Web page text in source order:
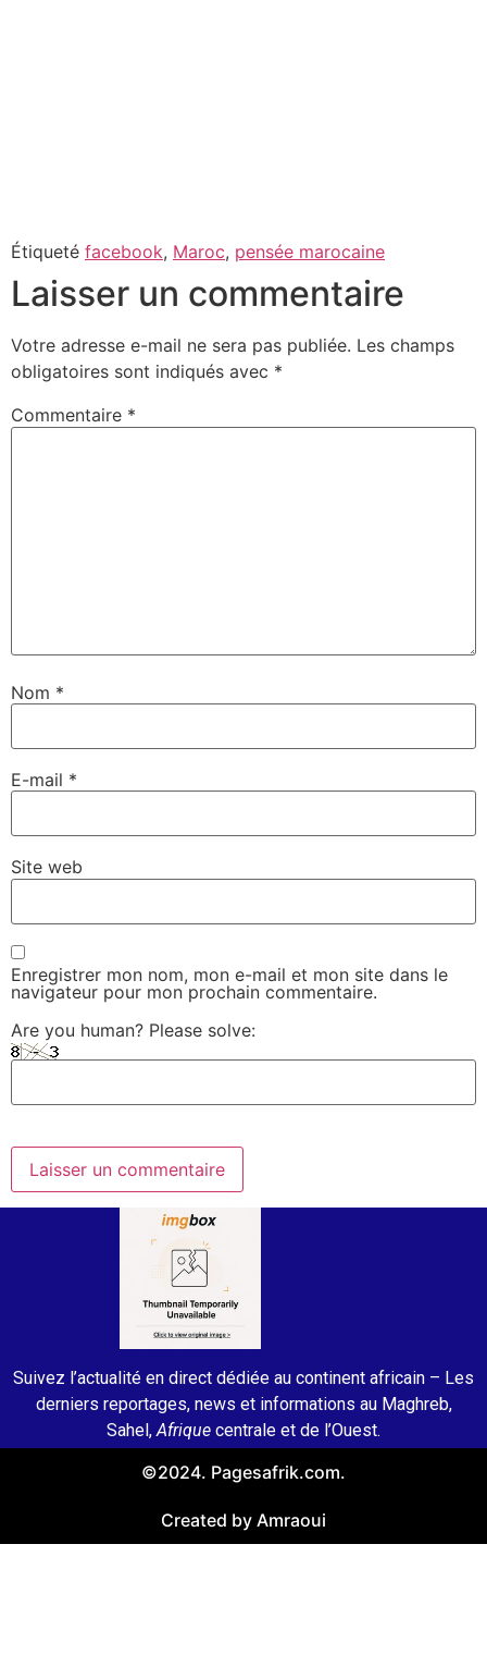
Étiqueté facebook, Maroc, pensée marocaine
Laisser un commentaire
Votre adresse e-mail ne sera pas publiée. Les champs
obligatoires sont indiqués avec *
Commentaire *
Nom *
E-mail *
Site web
Enregistrer mon nom, mon e-mail et mon site dans le
navigateur pour mon prochain commentaire.
Are you human? Please solve:
Suivez l’actualité en direct dédiée au continent africain – Les
derniers reportages, news et informations au Maghreb,
Sahel,Afrique centrale et de l’Ouest.
©2024. Pagesafrik.com.
Created by Amraoui